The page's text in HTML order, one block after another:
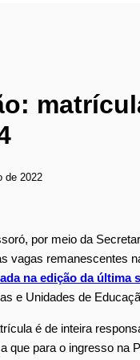
de 2022
por meio da
vagas remanescentes
na edição da última
e Unidades de
é de inteira
que para o ingresso na